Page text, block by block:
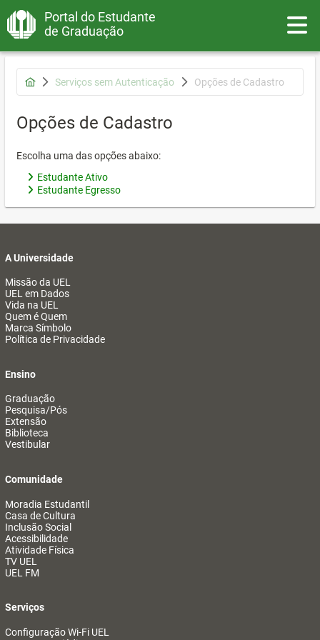
Portal do Estudante
de Graduação
Serviços sem Autenticação Opções de Cadastro
Opções de Cadastro
Escolha uma das opções abaixo:
Estudante Ativo
Estudante Egresso
A Universidade
Missão da UEL
UEL em Dados
Vida na UEL
Quem é Quem
Marca Símbolo
Política de Privacidade
Ensino
Graduação
Pesquisa/Pós
Extensão
Biblioteca
Vestibular
Comunidade
Moradia Estudantil
Casa de Cultura
Inclusão Social
Acessibilidade
Atividade Física
TV UEL
UEL FM
Serviços
Configuração Wi-Fi UEL